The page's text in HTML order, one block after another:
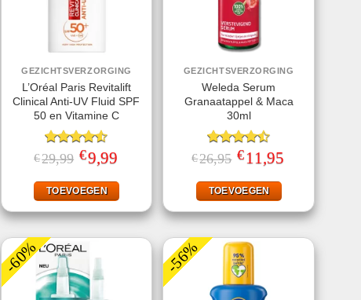
GEZICHTSVERZORGING
L’Oréal Paris Revitalift
Clinical Anti-UV Fluid SPF
50 en Vitamine C
Gewaardeerd
4.50 uit 5
€29,99 Oorspronkelijke
prijs
€29,99.
€9,99Huidige
€9,99.
TOEVOEGEN
GEZICHTSVERZORGING
Weleda Serum
Granaatappel & Maca
30ml
Gewaardeerd
4.50uit 5
€26,95 Oorspronkelijke
prijs
€26,95.
€ 11,95prijs
TOEVOEGEN
-60% -56%